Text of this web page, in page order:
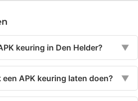
keuring in Den Helder? ▼
een APK keuring laten doen? ▼